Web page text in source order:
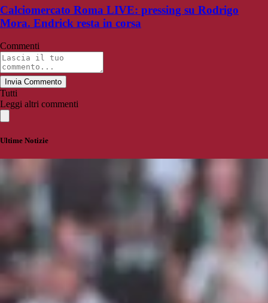
Calciomercato Roma LIVE: pressing su Rodrigo
Mora. Endrick resta in corsa
Commenti
Invia Commento
Tutti
Leggi altri commenti
Ultime Notizie